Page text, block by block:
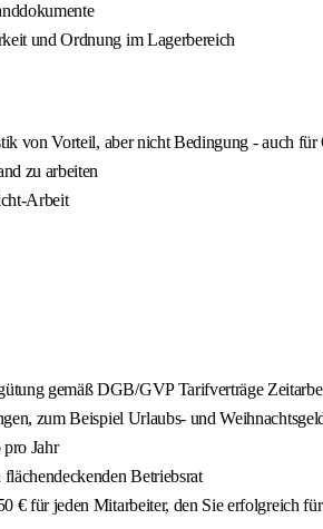
und Ordnung im Lagerbereich
von Vorteil, aber nicht Bedingung - auch für
zu arbeiten
Arbeit
gemäß DGB/GVP Tarifverträge
zum Beispiel Urlaubs- und
Jahr
Betriebsrat
€ für jeden Mitarbeiter, den Sie erfolgreich